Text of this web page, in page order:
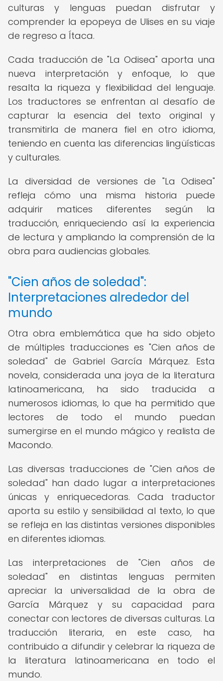
culturas y lenguas puedan disfrutar y
comprender la epopeya de Ulises en su viaje
de regreso a Ítaca.
Cada traducción de "La Odisea" aporta una
nueva interpretación y enfoque, lo que
resalta la riqueza y flexibilidad del lenguaje.
Los traductores se enfrentan al desafío de
capturar la esencia del texto original y
transmitirla de manera fiel en otro idioma,
teniendo en cuenta las diferencias lingüísticas
y culturales.
La diversidad de versiones de "La Odisea"
refleja cómo una misma historia puede
adquirir matices diferentes según la
traducción, enriqueciendo así la experiencia
de lectura y ampliando la comprensión de la
obra para audiencias globales.
"Cien años de soledad":
Interpretaciones alrededor del
mundo
Otra obra emblemática que ha sido objeto
de múltiples traducciones es "Cien años de
soledad" de Gabriel García Márquez. Esta
novela, considerada una joya de la literatura
latinoamericana, ha sido traducida a
numerosos idiomas, lo que ha permitido que
lectores de todo el mundo puedan
sumergirse en el mundo mágico y realista de
Macondo.
Las diversas traducciones de "Cien años de
soledad" han dado lugar a interpretaciones
únicas y enriquecedoras. Cada traductor
aporta su estilo y sensibilidad al texto, lo que
se refleja en las distintas versiones disponibles
en diferentes idiomas.
Las interpretaciones de "Cien años de
soledad" en distintas lenguas permiten
apreciar la universalidad de la obra de
García Márquez y su capacidad para
conectar con lectores de diversas culturas. La
traducción literaria, en este caso, ha
contribuido a difundir y celebrar la riqueza de
la literatura latinoamericana en todo el
mundo.